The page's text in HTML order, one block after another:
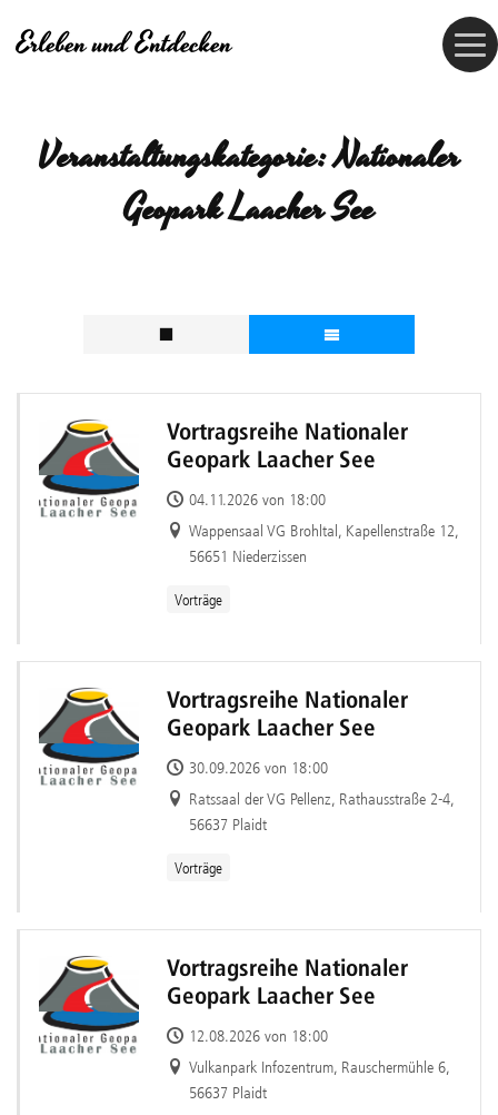
Erleben und Entdecken
Veranstaltungskategorie:Nationaler
Geopark Laacher See
Vortragsreihe Nationaler
Geopark Laacher See
04.11.2026 von 18:00
Wappensaal VG Brohltal, Kapellenstraße 12,
56651 Niederzissen
Vorträge
Vortragsreihe Nationaler
Geopark Laacher See
30.09.2026 von 18:00
Ratssaal der VG Pellenz, Rathausstraße 2-4,
56637 Plaidt
Vorträge
Vortragsreihe Nationaler
Geopark Laacher See
12.08.2026 von 18:00
Vulkanpark Infozentrum, Rauschermühle 6,
56637 Plaidt